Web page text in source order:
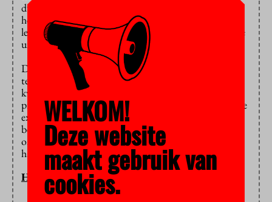
dwars door de opmerkingen van de twee docenten
heen die haar tentamen hadden nagekeken. Verder
leken de toegevoegde antwoorden verdacht veel op de
uitleg die de docenten tijdens de inzage gaven.
De student mocht van de examencommissie geen
tentamens en hertentamens meer doen in het vierde
kwartaal van het vorige studiejaar. Daartegen
protesteerde ze eerst bij het college van beroep voor de
examens van de hogeschool. Toen ze ongelijk kreeg,
besloot ze naar het college van beroep voor het hoger
onderwijs (CBHO) te stappen. Maar de rechter gaf
haar ongelijk.
HOP/BB
WELKOM!
Deze website
maakt gebruik van
cookies.